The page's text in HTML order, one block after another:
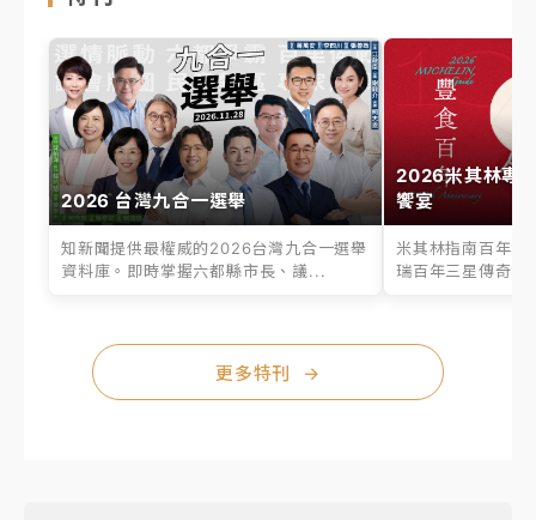
2026 台灣九合一選舉
知新聞提供最權威的2026台灣九合一選舉
資料庫。即時掌握六都縣市長、議...
2026米其林專
饗宴
米其林指南百年之
瑞百年三星傳奇、
更多特刊 →